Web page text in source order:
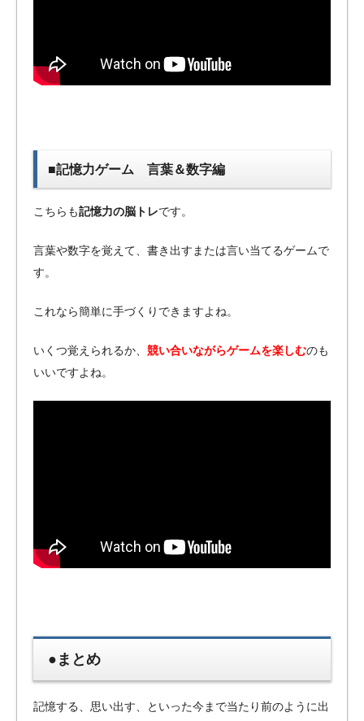
■記憶力ゲーム 言葉＆数字編
こちらも記憶力の脳トレです。
言葉や数字を覚えて、書き出すまたは言い当てるゲームで
す。
これなら簡単に手づくりできますよね。
いくつ覚えられるか、 競い合いながらゲームを楽しむのも
いいですよね。
●まとめ
記憶する、思い出す、といった今まで当たり前のように出